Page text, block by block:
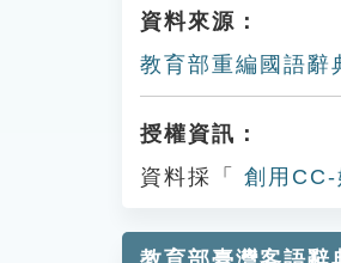
資料來源：
教育部重編國語辭
授權資訊：
資料採「
創用